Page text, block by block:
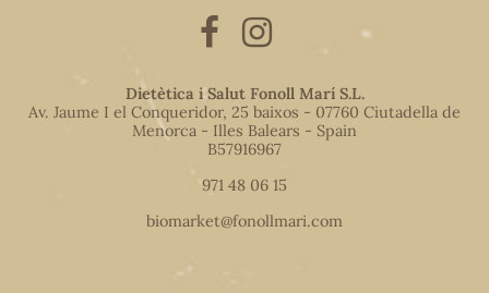
Dietètica i Salut Fonoll Marí S.L.
Av. Jaume I el Conqueridor, 25 baixos - 07760 Ciutadella de
Menorca - Illes Balears - Spain
B57916967
971 48 06 15
biomarket@fonollmari.com